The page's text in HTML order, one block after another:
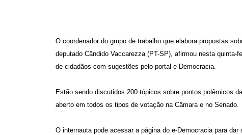
O coordenador do grupo de trabalho que elabora propostas
deputado Cândido Vaccarezza (PT-SP), afirmou nesta
de cidadãos com sugestões pelo portal e-Democracia.
Estão sendo discutidos 200 tópicos sobre pontos polêmicos
aberto em todos os tipos de votação na Câmara e no Senado.
O internauta pode acessar a página do e-Democracia para